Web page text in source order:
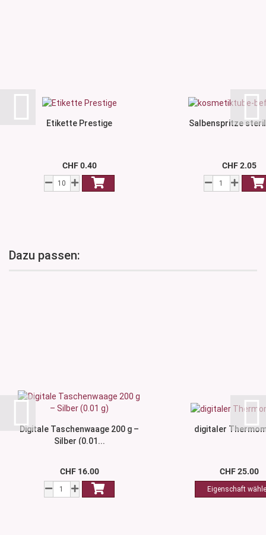
Etikette Prestige
CHF 0.40
Salbenspritze
CHF 2.05
Dazu passen:
Digitale Taschenwaage 200 g –
Silber (0.01...
CHF 16.00
digitaler
CHF 25.00